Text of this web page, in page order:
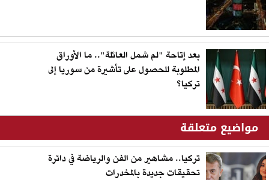
بعد إتاحة "لم شمل العائلة".. ما الأوراق
المطلوبة للحصول على تأشيرة من سوريا إلى
تركيا؟
مواضيع متعلقة
تركيا.. مشاهير من الفن والرياضة في دائرة
تحقيقات جديدة بالمخدرات